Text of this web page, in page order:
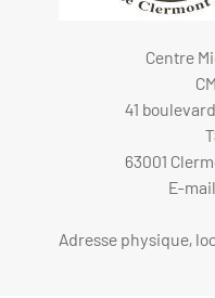
Centre
41
63001
E-
Adresse physique,